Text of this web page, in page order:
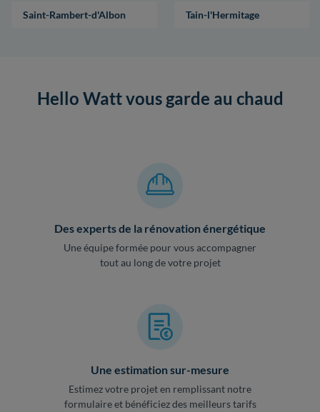
Saint-Rambert-d'Albon Tain-l'Hermitage
Hello Watt vous garde au chaud
Des experts de la rénovation énergétique
Une équipe formée pour vous accompagner
tout au long de votre projet
Une estimation sur-mesure
Estimez votre projet en remplissant notre
formulaire et bénéficiez des meilleurs tarifs